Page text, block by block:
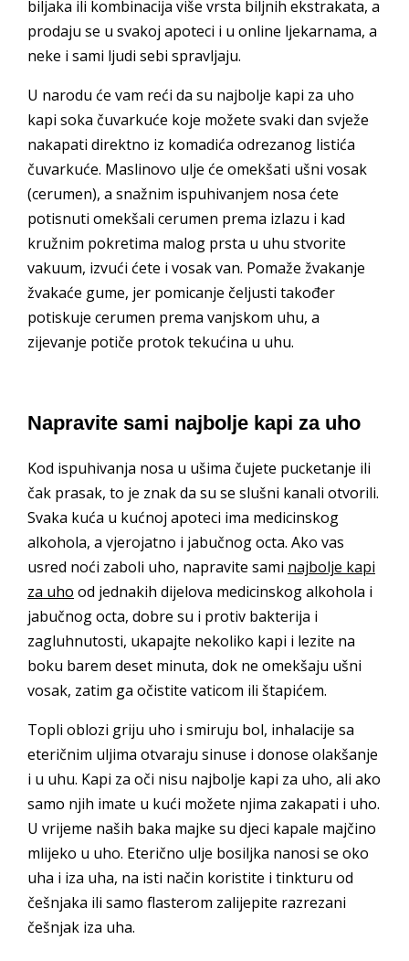
biljaka ili kombinacija više vrsta biljnih ekstrakata, a
prodaju se u svakoj apoteci i u online ljekarnama, a
neke i sami ljudi sebi spravljaju.
U narodu će vam reći da su najbolje kapi za uho
kapi soka čuvarkuće koje možete svaki dan svježe
nakapati direktno iz komadića odrezanog listića
čuvarkuće. Maslinovo ulje će omekšati ušni vosak
(cerumen), a snažnim ispuhivanjem nosa ćete
potisnuti omekšali cerumen prema izlazu i kad
kružnim pokretima malog prsta u uhu stvorite
vakuum, izvući ćete i vosak van. Pomaže žvakanje
žvakaće gume, jer pomicanje čeljusti također
potiskuje cerumen prema vanjskom uhu, a
zijevanje potiče protok tekućina u uhu.
Napravite sami najbolje kapi za uho
Kod ispuhivanja nosa u ušima čujete pucketanje ili
čak prasak, to je znak da su se slušni kanali otvorili.
Svaka kuća u kućnoj apoteci ima medicinskog
alkohola, a vjerojatno i jabučnog octa. Ako vas
usred noći zaboli uho, napravite sami najbolje kapi
za uho od jednakih dijelova medicinskog alkohola i
jabučnog octa, dobre su i protiv bakterija i
zagluhnutosti, ukapajte nekoliko kapi i lezite na
boku barem deset minuta, dok ne omekšaju ušni
vosak, zatim ga očistite vaticom ili štapićem.
Topli oblozi griju uho i smiruju bol, inhalacije sa
eteričnim uljima otvaraju sinuse i donose olakšanje
i u uhu. Kapi za oči nisu najbolje kapi za uho, ali ako
samo njih imate u kući možete njima zakapati i uho.
U vrijeme naših baka majke su djeci kapale majčino
mlijeko u uho. Eterično ulje bosiljka nanosi se oko
uha i iza uha, na isti način koristite i tinkturu od
češnjaka ili samo flasterom zalijepite razrezani
češnjak iza uha.